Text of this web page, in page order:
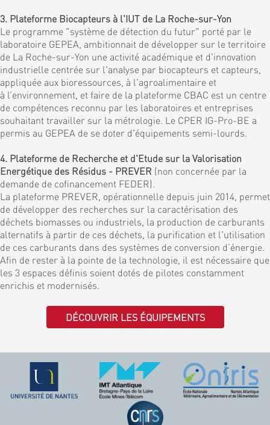
3. Plateforme Biocapteurs à l'IUT de La Roche-sur-Yon
Le programme "système de détection du futur" porté par le
laboratoire GEPEA, ambitionnait de développer sur le territoire
de La Roche-sur-Yon une activité académique et d'innovation
industrielle centrée sur l'analyse par biocapteurs et capteurs,
appliquée aux bioressources, à l'agroalimentaire et
à l’environnement, et faire de la plateforme CBAC est un centre
de compétences reconnu par les laboratoires et entreprises
souhaitant travailler sur la métrologie. Le CPER IG-Pro-BE a
permis au GEPEA de se doter d'équipements semi-lourds.
4. Plateforme de Recherche et d'Etude sur la Valorisation
Energétique des Résidus - PREVER (non concernée par la
demande de cofinancement FEDER).
La plateforme PREVER, opérationnelle depuis juin 2014, permet
de développer des recherches sur la caractérisation des
déchets biomasses ou industriels, la production de carburants
alternatifs à partir de ces déchets, la purification et l'utilisation
de ces carburants dans des systèmes de conversion d’énergie.
Afin de rester à la pointe de la technologie, il est nécessaire que
les 3 espaces définis soient dotés de pilotes constamment
enrichis et modernisés.
DÉCOUVRIR LES ÉQUIPEMENTS